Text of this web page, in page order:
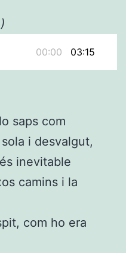
00:00 03:15
saps com
i desvalgut,
inevitable
camins i la
com ho era